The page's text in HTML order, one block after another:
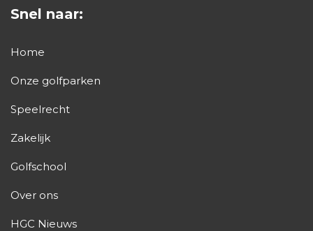
Snel naar:
Home
Onze golfparken
Speelrecht
Zakelijk
Golfschool
Over ons
HGC Nieuws